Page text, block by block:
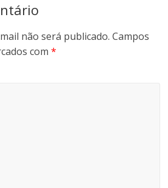
não será publicado. Campos
com*